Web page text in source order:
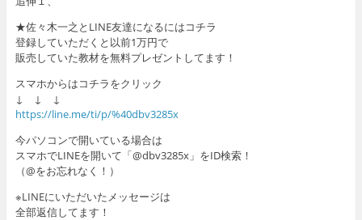
★佐々木一之とLINE友達になるにはコチラ
登録していただくと以前1万円で
販売していた教材を無料プレゼントしてます！
スマホからはコチラをクリック
↓ ↓ ↓
https://line.me/ti/p/%40dbv3285x
今パソコンで開いている場合は
スマホでLINEを開いて「@dbv3285x」をID検索！
（@をお忘れなく！）
※LINEにいただいたメッセージは
全部返信してます！